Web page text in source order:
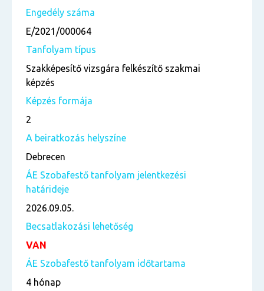
Engedély száma
E/2021/000064
Tanfolyam típus
Szakképesítő vizsgára felkészítő szakmai
képzés
Képzés formája
2
A beiratkozás helyszíne
Debrecen
ÁE Szobafestő tanfolyam jelentkezési
határideje
2026.09.05.
Becsatlakozási lehetőség
VAN
ÁE Szobafestő tanfolyam időtartama
4 hónap